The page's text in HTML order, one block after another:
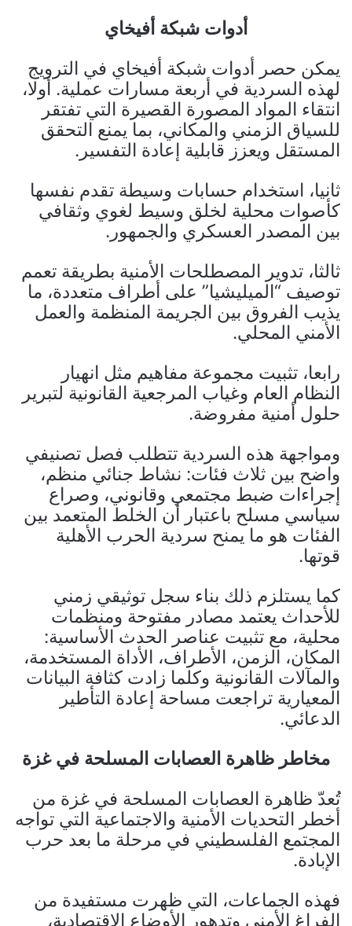
أدوات شبكة أفيخاي
يمكن حصر أدوات شبكة أفيخاي في الترويج
لهذه السردية في أربعة مسارات عملية. أولا،
انتقاء المواد المصورة القصيرة التي تفتقر
للسياق الزمني والمكاني، بما يمنع التحقق
المستقل ويعزز قابلية إعادة التفسير.
ثانيا، استخدام حسابات وسيطة تقدم نفسها
كأصوات محلية لخلق وسيط لغوي وثقافي
بين المصدر العسكري والجمهور.
ثالثا، تدوير المصطلحات الأمنية بطريقة تعمم
توصيف “الميليشيا” على أطراف متعددة، ما
يذيب الفروق بين الجريمة المنظمة والعمل
الأمني المحلي.
رابعا، تثبيت مجموعة مفاهيم مثل انهيار
النظام العام وغياب المرجعية القانونية لتبرير
حلول أمنية مفروضة.
ومواجهة هذه السردية تتطلب فصل تصنيفي
واضح بين ثلاث فئات: نشاط جنائي منظم،
إجراءات ضبط مجتمعي وقانوني، وصراع
سياسي مسلح باعتبار أن الخلط المتعمد بين
الفئات هو ما يمنح سردية الحرب الأهلية
قوتها.
كما يستلزم ذلك بناء سجل توثيقي زمني
للأحداث يعتمد مصادر مفتوحة ومنظمات
محلية، مع تثبيت عناصر الحدث الأساسية:
المكان، الزمن، الأطراف، الأداة المستخدمة،
والمآلات القانونية وكلما زادت كثافة البيانات
المعيارية تراجعت مساحة إعادة التأطير
الدعائي.
مخاطر ظاهرة العصابات المسلحة في غزة
تُعدّ ظاهرة العصابات المسلحة في غزة من
أخطر التحديات الأمنية والاجتماعية التي تواجه
المجتمع الفلسطيني في مرحلة ما بعد حرب
الإبادة.
فهذه الجماعات، التي ظهرت مستفيدة من
الفراغ الأمني وتدهور الأوضاع الاقتصادية،